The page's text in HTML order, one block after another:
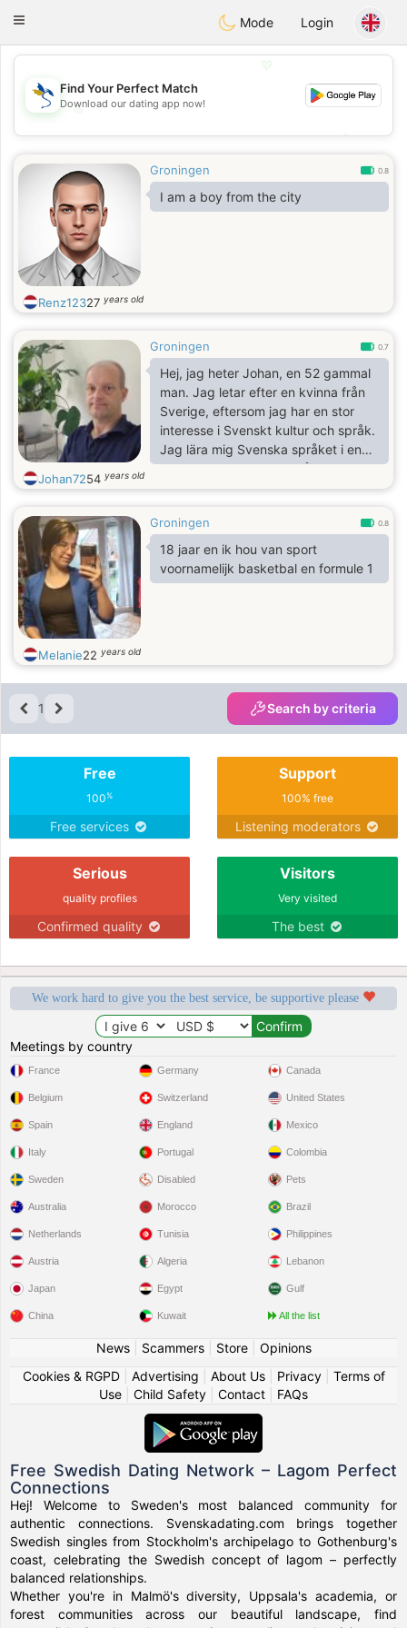
SvenskaDating
Toggle
Mode Login
💖
💕
Find Your Perfect Match
Download our dating app now!
Groningen 0.8
I am a boy from the city
Renz12327 years old
Groningen 0.7
Hej, jag heter Johan, en 52 gammal
man. Jag letar efter en kvinna från
Sverige, eftersom jag har en stor
interesse i Svenskt kultur och språk.
Jag lära mig Svenska språket i en
skola i Nederländerna, så jag
försöka att skriva den har anons i
perfect. Jag tycker mycket om lära
känna en svenkst kvinna, eftersom
jag kan lära mig bättre om språk och
kultur.
Johan7254 years old
Groningen 0.8
18 jaar en ik hou van sport
voornamelijk basketbal en formule 1
Melanie22 years old
1 Search by criteria
Free
100%
Free services
Support
100% free
Listening moderators
Serious
quality profiles
Confirmed quality
Visitors
Very visited
The best
We work hard to give you the best service, be supportive please
Meetings by country
France
Belgium
Spain
Italy
Sweden
Germany
Switzerland
England
Portugal
Disabled
Canada
United States
Mexico
Colombia
Pets
Australia
Netherlands
Austria
Japan
China
Morocco
Tunisia
Algeria
Egypt
Kuwait
Brazil
Philippines
Lebanon
Gulf
All the list
News| Scammers| Store| Opinions
Cookies & RGPD| Advertising About Us| Privacy| Terms of
Use
Child Safety Contact FAQs
Free Swedish Dating Network – Lagom Perfect
Connections
Hej! Welcome to Sweden's most balanced community for
authentic connections. Svenskadating.com brings together
Swedish singles from Stockholm's archipelago to Gothenburg's
coast, celebrating the Swedish concept of lagom – perfectly
balanced relationships.
Whether you're in Malmö's diversity, Uppsala's academia, or
forest communities across our beautiful landscape, find